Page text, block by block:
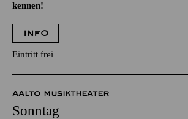
kennen!
INFO
Eintritt frei
AALTO MUSIKTHEATER
Sonntag